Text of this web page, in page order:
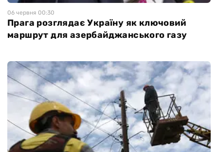
06 червня 00:30
Прага розглядає Україну як ключовий
маршрут для азербайджанського газу